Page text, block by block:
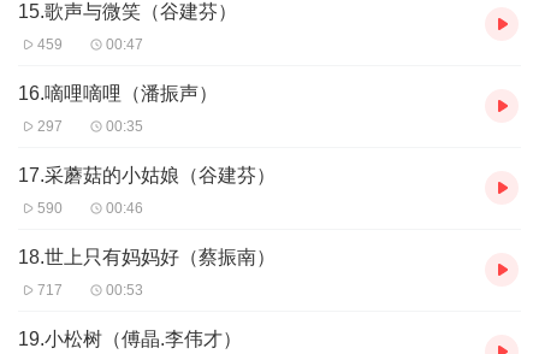
15.歌声与微笑（谷建芬）
459 00:47
16.嘀哩嘀哩（潘振声）
297 00:35
17.采蘑菇的小姑娘（谷建芬）
590 00:46
18.世上只有妈妈好（蔡振南）
717 00:53
19.小松树（傅晶.李伟才）